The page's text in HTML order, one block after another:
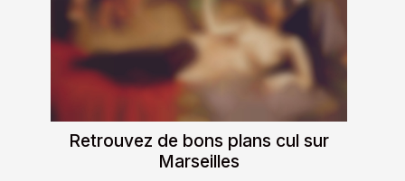
Retrouvez de bons plans cul sur
Marseilles